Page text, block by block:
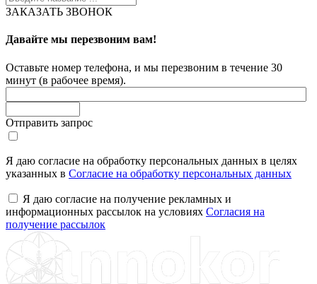
ЗАКАЗАТЬ ЗВОНОК
Давайте мы перезвоним вам!
Оставьте номер телефона, и мы перезвоним в течение 30
минут (в рабочее время).
Отправить запрос
Я даю согласие на обработку персональных данных в целях
указанных в Согласие на обработку персональных данных
Я даю согласие на получение рекламных и
информационных рассылок на условиях Согласия на
получение рассылок